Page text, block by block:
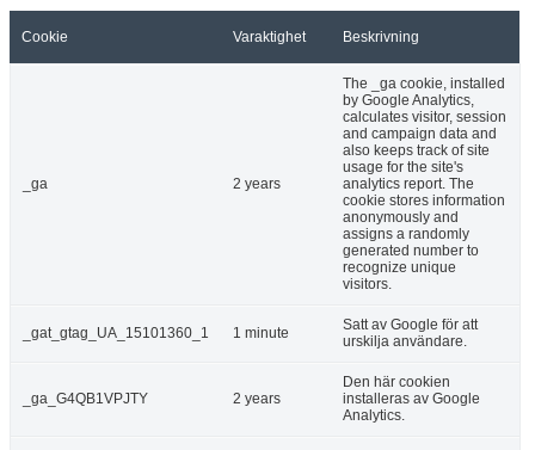
Cookie Varaktighet Beskrivning
_ga 2 years
The _ga cookie, installed
by Google Analytics,
calculates visitor, session
and campaign data and
also keeps track of site
usage for the site's
analytics report. The
cookie stores information
anonymously and
assigns a randomly
generated number to
recognize unique
visitors.
_gat_gtag_UA_15101360_1 1 minute
Satt av Google för att
urskilja användare.
_ga_G4QB1VPJTY 2 years
Den här cookien
installeras av Google
Analytics.